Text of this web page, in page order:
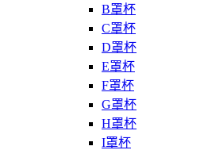
B罩杯
C罩杯
D罩杯
E罩杯
F罩杯
G罩杯
H罩杯
I罩杯